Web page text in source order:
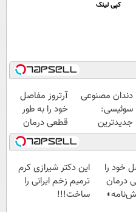
کپی لینک
دندان مصنوعی
سوئیسی:
جدیدترین
فناوری اروپا،
سبک و مقاوم |
پرداخت قسطی
آرتروز مفاصل
خود را به طور
قطعی درمان
کنید!
◗پرسش‌نامه◖
خود را
درمان
این دکتر شیرازی کرم
ترمیم زخم ایرانی را
ساخت!!!